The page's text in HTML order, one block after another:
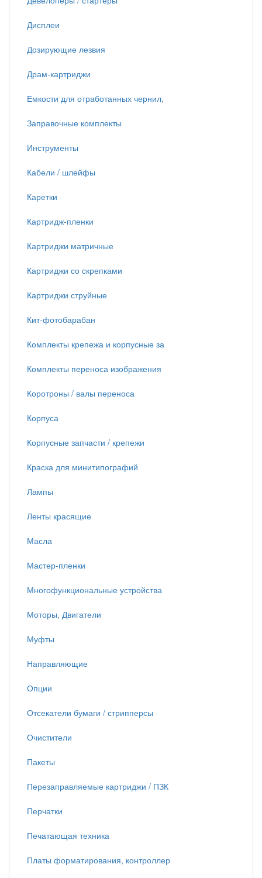
Дисплеи
Дозирующие лезвия
Драм-картриджи
Емкости для отработанных чернил,
Заправочные комплекты
Инструменты
Кабели / шлейфы
Каретки
Картридж-пленки
Картриджи матричные
Картриджи со скрепками
Картриджи струйные
Кит-фотобарабан
Комплекты крепежа и корпусные за
Комплекты переноса изображения
Коротроны / валы переноса
Корпуса
Корпусные запчасти / крепежи
Краска для минитипографий
Лампы
Ленты красящие
Масла
Мастер-пленки
Многофункциональные устройства
Моторы, Двигатели
Муфты
Направляющие
Опции
Отсекатели бумаги / стрипперсы
Очистители
Пакеты
Перезаправляемые картриджи / ПЗК
Перчатки
Печатающая техника
Платы форматирования, контроллер